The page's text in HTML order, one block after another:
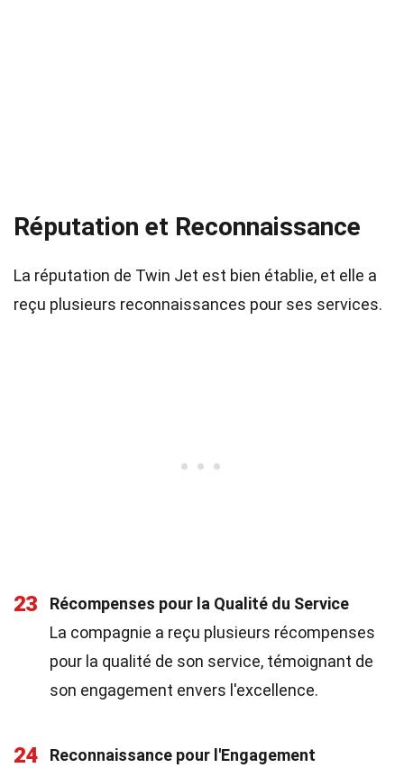
Réputation et Reconnaissance
La réputation de Twin Jet est bien établie, et elle a
reçu plusieurs reconnaissances pour ses services.
23
Récompenses pour la Qualité du Service
La compagnie a reçu plusieurs récompenses
pour la qualité de son service, témoignant de
son engagement envers l'excellence.
24
Reconnaissance pour l'Engagement